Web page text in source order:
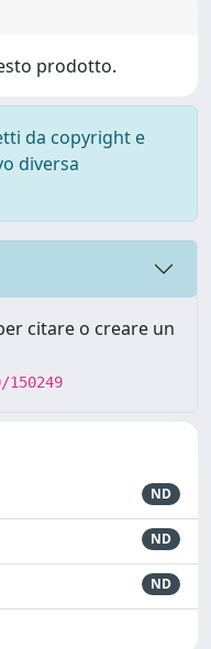
prodotto.
da copyright e
diversa
citare o creare un
ND
ND
ND